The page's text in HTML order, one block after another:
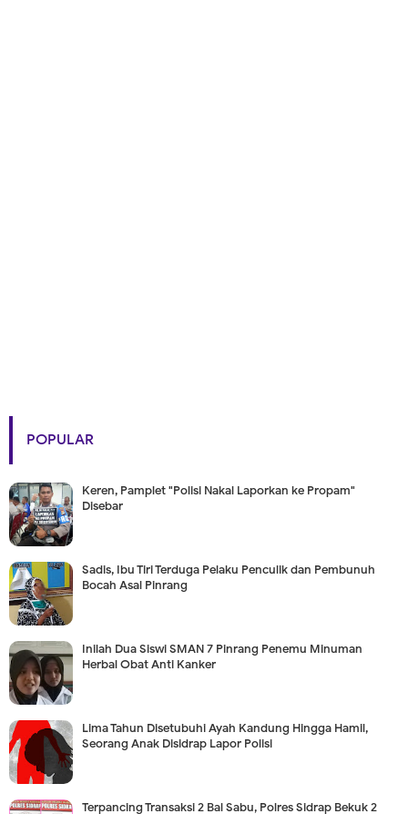
POPULAR
Keren, Pamplet "Polisi Nakal Laporkan ke Propam"
Disebar
Sadis, Ibu Tiri Terduga Pelaku Penculik dan Pembunuh
Bocah Asal Pinrang
Inilah Dua Siswi SMAN 7 Pinrang Penemu Minuman
Herbal Obat Anti Kanker
Lima Tahun Disetubuhi Ayah Kandung Hingga Hamil,
Seorang Anak Disidrap Lapor Polisi
Terpancing Transaksi 2 Bal Sabu, Polres Sidrap Bekuk 2